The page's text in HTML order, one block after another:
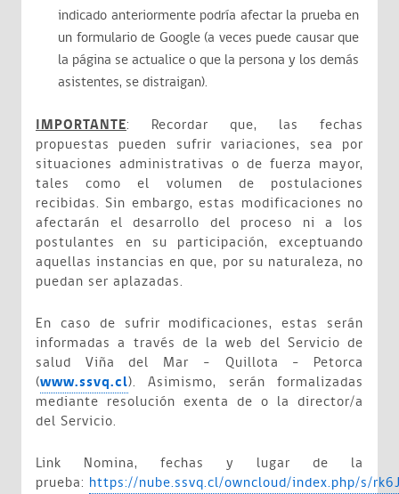
indicado anteriormente podría afectar la prueba en
un formulario de Google (a veces puede causar que
la página se actualice o que la persona y los demás
asistentes, se distraigan).
IMPORTANTE: Recordar que, las fechas
propuestas pueden sufrir variaciones, sea por
situaciones administrativas o de fuerza mayor,
tales como el volumen de postulaciones
recibidas. Sin embargo, estas modificaciones no
afectarán el desarrollo del proceso ni a los
postulantes en su participación, exceptuando
aquellas instancias en que, por su naturaleza, no
puedan ser aplazadas.
En caso de sufrir modificaciones, estas serán
informadas a través de la web del Servicio de
salud Viña del Mar – Quillota - Petorca
(www.ssvq.cl). Asimismo, serán formalizadas
mediante resolución exenta de o la director/a
del Servicio.
Link Nomina, fechas y lugar de la
prueba: https://nube.ssvq.cl/owncloud/index.php/s/